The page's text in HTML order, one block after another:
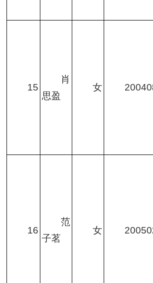
15
肖
思盈
女
16
范
子茗
女